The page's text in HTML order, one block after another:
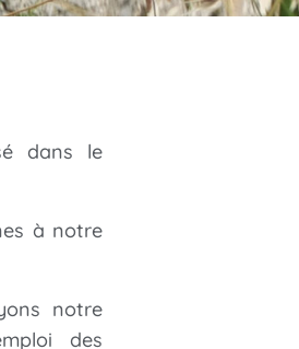
dans le
à notre
notre
des